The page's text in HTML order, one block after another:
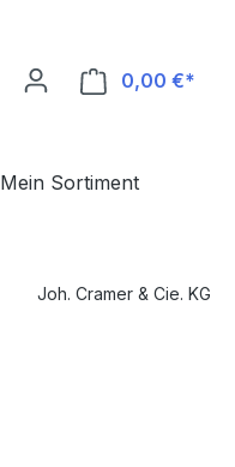
0,00 €*
Mein Sortiment
Joh. Cramer & Cie. KG